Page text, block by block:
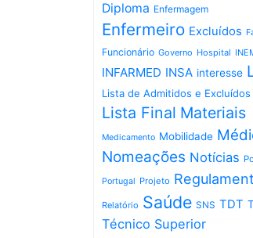
Diploma Enfermagem
Enfermeiro Excluídos
Funcionário Governo Hospital
INFARMED INSA interesse
Lista de Admitidos e Excluídos
Lista Final Materiais
Medicamento Mobilidade
Nomeações Notícias
Portugal Projeto
Relatório Saúde SNS TDT
Técnico Superior